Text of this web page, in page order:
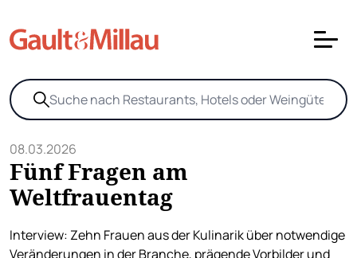
08.03.2026
Fünf Fragen am
Weltfrauentag
Interview: Zehn Frauen aus der Kulinarik über notwendige
Veränderungen in der Branche, prägende Vorbilder und